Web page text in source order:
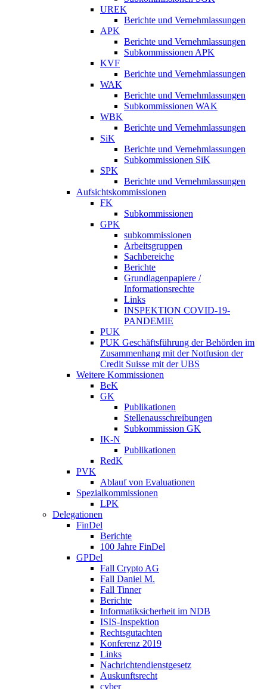
UREK
Berichte und Vernehmlassungen
APK
Berichte und Vernehmlassungen
Subkommissionen APK
KVF
Berichte und Vernehmlassungen
WAK
Berichte und Vernehmlassungen
Subkommissionen WAK
WBK
Berichte und Vernehmlassungen
SiK
Berichte und Vernehmlassungen
Subkommissionen SiK
SPK
Berichte und Vernehmlassungen
Aufsichtskommissionen
FK
Subkommissionen
GPK
subkommissionen
Arbeitsgruppen
Sachbereiche
Berichte
Grundlagenpapiere /
Informationsrechte
Links
INSPEKTION COVID-19-
PANDEMIE
PUK
PUK Geschäftsführung der Behörden im
Zusammenhang mit der Notfusion der
Credit Suisse mit der UBS
Weitere Kommissionen
BeK
GK
Publikationen
Stellenausschreibungen
Subkommission GK
IK-N
Publikationen
RedK
PVK
Ablauf von Evaluationen
Spezialkommissionen
LPK
Delegationen
FinDel
Berichte
100 Jahre FinDel
GPDel
Fall Crypto AG
Fall Daniel M.
Fall Tinner
Berichte
Informatiksicherheit ­im NDB
ISIS-Inspektion
Rechtsgutachten
Konferenz 2019
Links
Nachrichtendienstgesetz
Auskunftsrecht
cyber